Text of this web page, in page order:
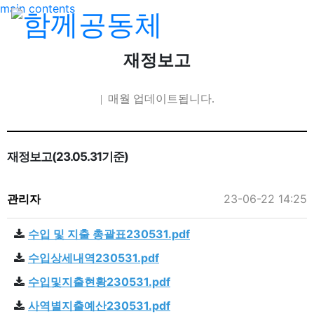
main contents
재정보고
| 매월 업데이트됩니다.
재정보고(23.05.31기준)
관리자 23-06-22 14:25
수입 및 지출 총괄표230531.pdf
수입상세내역230531.pdf
수입및지출현황230531.pdf
사역별지출예산230531.pdf